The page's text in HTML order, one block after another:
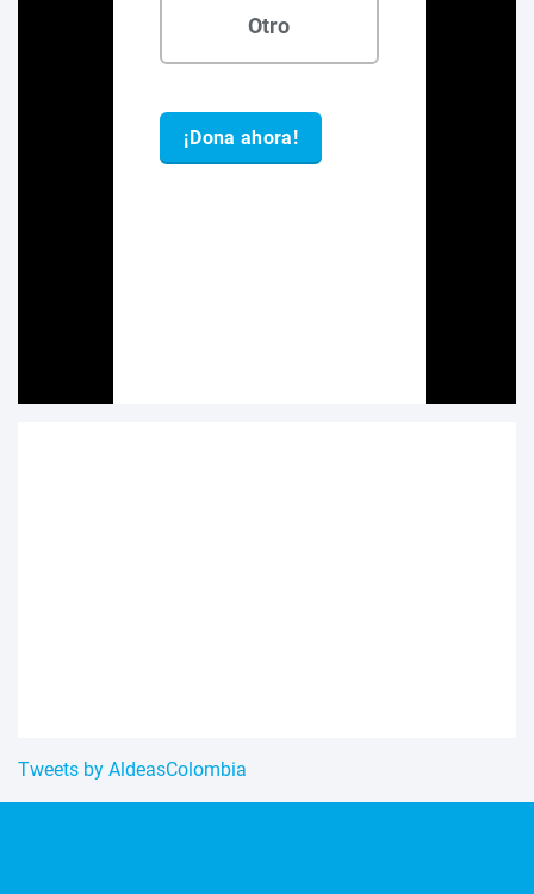
Tweets by AldeasColombia